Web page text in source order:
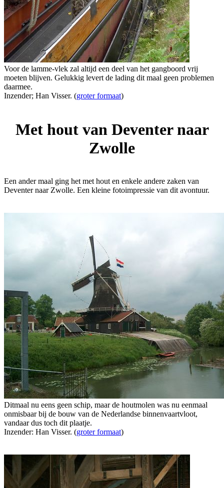
Voor de lamme-vlek zal altijd een deel van het gangboord vrij
moeten blijven. Gelukkig levert de lading dit maal geen problemen
daarmee.
Inzender; Han Visser. (groter formaat)
Met hout van Deventer naar
Zwolle
Een ander maal ging het met hout en enkele andere zaken van
Deventer naar Zwolle. Een kleine fotoimpressie van dit avontuur.
Ditmaal nu eens geen schip, maar de houtmolen was nu eenmaal
onmisbaar bij de bouw van de Nederlandse binnenvaartvloot,
vandaar dus toch dit plaatje.
Inzender: Han Visser. (groter formaat)